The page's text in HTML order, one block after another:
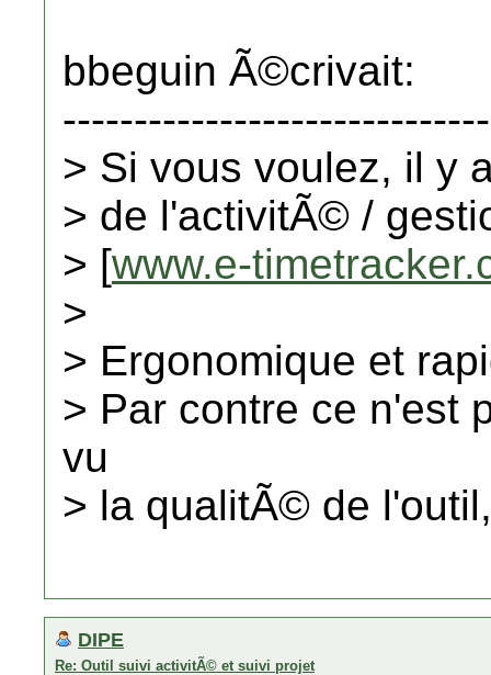
bbeguin Ã©crivait:
> Si vous voulez, il y
> de l'activitÃ© /
> [www.e-
>
> Ergonomique et
> Par contre ce n'est
vu
> la qualitÃ© de
DIPE
Re: Outil suivi activitÃ© et suivi projet